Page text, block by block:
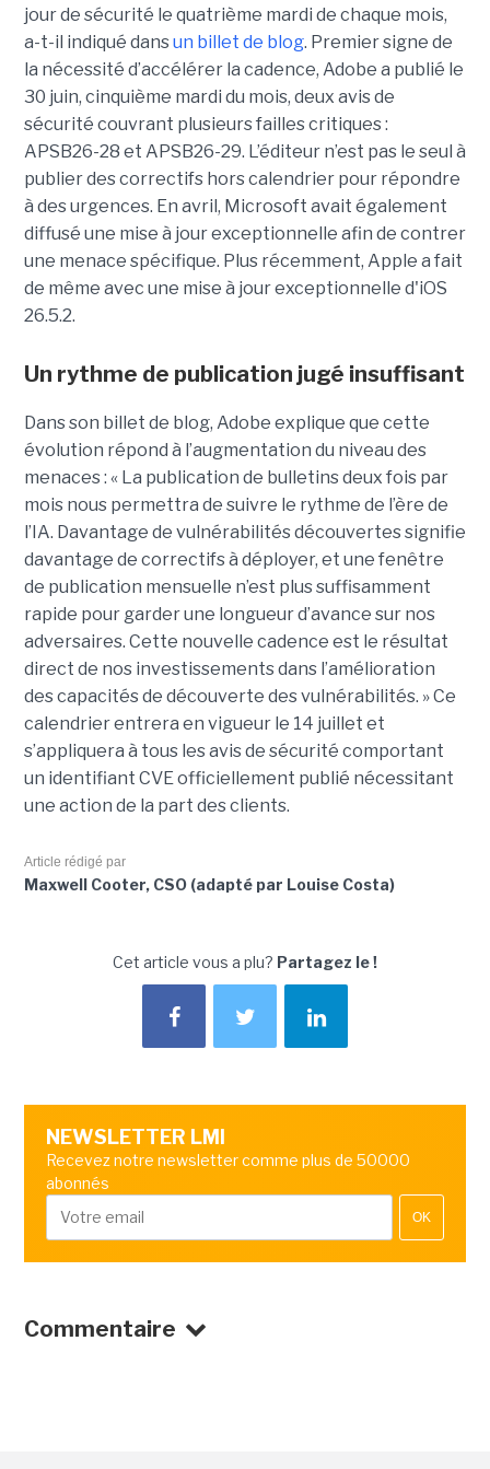
jour de sécurité le quatrième mardi de chaque mois,
a-t-il indiqué dansun billet de blog. Premier signe de
la nécessité d’accélérer la cadence, Adobe a publié le
30 juin, cinquième mardi du mois, deux avis de
sécurité couvrant plusieurs failles critiques :
APSB26-28 et APSB26-29. L’éditeur n’est pas le seul à
publier des correctifs hors calendrier pour répondre
à des urgences. En avril, Microsoft avait également
diffusé une mise à jour exceptionnelle afin de contrer
une menace spécifique. Plus récemment, Apple a fait
de même avec une mise à jour exceptionnelle d'iOS
26.5.2.
Un rythme de publication jugé insuffisant
Dans son billet de blog, Adobe explique que cette
évolution répond à l’augmentation du niveau des
menaces : « La publication de bulletins deux fois par
mois nous permettra de suivre le rythme de l’ère de
l’IA. Davantage de vulnérabilités découvertes signifie
davantage de correctifs à déployer, et une fenêtre
de publication mensuelle n’est plus suffisamment
rapide pour garder une longueur d’avance sur nos
adversaires. Cette nouvelle cadence est le résultat
direct de nos investissements dans l’amélioration
des capacités de découverte des vulnérabilités. » Ce
calendrier entrera en vigueur le 14 juillet et
s’appliquera à tous les avis de sécurité comportant
un identifiant CVE officiellement publié nécessitant
une action de la part des clients.
Article rédigé par
Maxwell Cooter, CSO (adapté par Louise Costa)
Cet article vous a plu? Partagez le !
NEWSLETTER LMI
Recevez notre newsletter comme plus de 50000
abonnés
OK
Commentaire